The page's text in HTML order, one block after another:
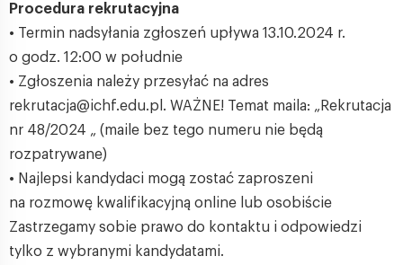
Procedura rekrutacyjna
• Termin nadsyłania zgłoszeń upływa 13.10.2024 r.
o godz. 12:00 w południe
• Zgłoszenia należy przesyłać na adres
rekrutacja@ichf.edu.pl. WAŻNE! Temat maila: „Rekrutacja
nr 48/2024 „ (maile bez tego numeru nie będą
rozpatrywane)
• Najlepsi kandydaci mogą zostać zaproszeni
na rozmowę kwalifikacyjną online lub osobiście
Zastrzegamy sobie prawo do kontaktu i odpowiedzi
tylko z wybranymi kandydatami.